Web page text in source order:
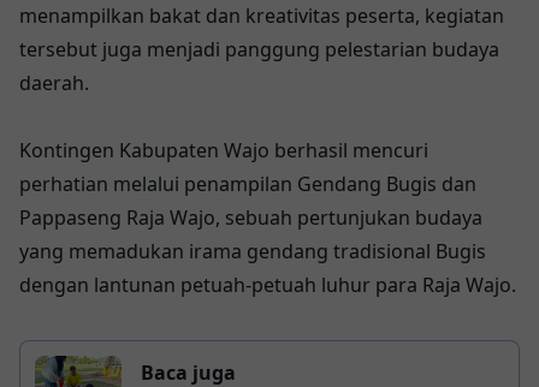
menampilkan bakat dan kreativitas peserta, kegiatan
tersebut juga menjadi panggung pelestarian budaya
daerah.
Kontingen Kabupaten Wajo berhasil mencuri
perhatian melalui penampilan Gendang Bugis dan
Pappaseng Raja Wajo, sebuah pertunjukan budaya
yang memadukan irama gendang tradisional Bugis
dengan lantunan petuah-petuah luhur para Raja Wajo.
Baca juga